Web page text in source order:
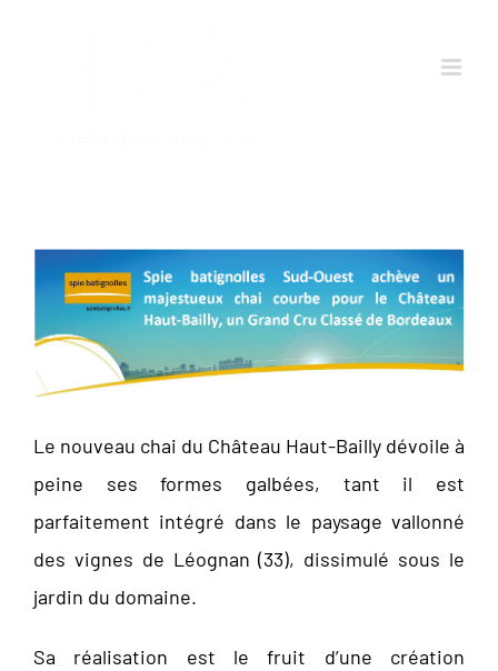
Le nouveau chai du Château Haut-Bailly dévoile à
peine ses formes galbées, tant il est
parfaitement intégré dans le paysage vallonné
des vignes de Léognan (33), dissimulé sous le
jardin du domaine.
Sa réalisation est le fruit d’une création